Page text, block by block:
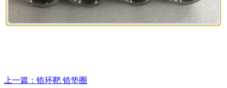
上一篇：锆环靶 锆垫圈